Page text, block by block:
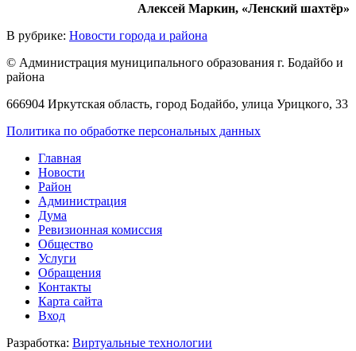
Алексей Маркин, «Ленский шахтёр»
В рубрике: Новости города и района
© Администрация муниципального образования г. Бодайбо и
района
666904 Иркутская область, город Бодайбо, улица Урицкого, 33
Политика по обработке персональных данных
Главная
Новости
Район
Администрация
Дума
Ревизионная комиссия
Общество
Услуги
Обращения
Контакты
Карта сайта
Вход
Разработка: Виртуальные технологии